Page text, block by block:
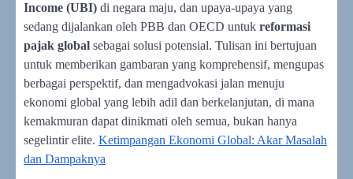
Income (UBI) di negara maju, dan upaya-upaya yang
sedang dijalankan oleh PBB dan OECD untuk reformasi
pajak global sebagai solusi potensial. Tulisan ini bertujuan
untuk memberikan gambaran yang komprehensif, mengupas
berbagai perspektif, dan mengadvokasi jalan menuju
ekonomi global yang lebih adil dan berkelanjutan, di mana
kemakmuran dapat dinikmati oleh semua, bukan hanya
segelintir elite. Ketimpangan Ekonomi Global: Akar Masalah
dan Dampaknya